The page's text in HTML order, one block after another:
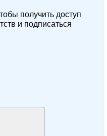
получить доступ
и подписаться